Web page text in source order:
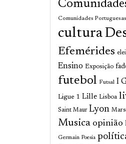
Comunidades Portuguesas
cultura
Efemérides
Ensino Exposição
futebol Futsal I
Ligue 1 Lille Lisboa
Saint Maur Lyon
Musica opinião
Germain Poesia